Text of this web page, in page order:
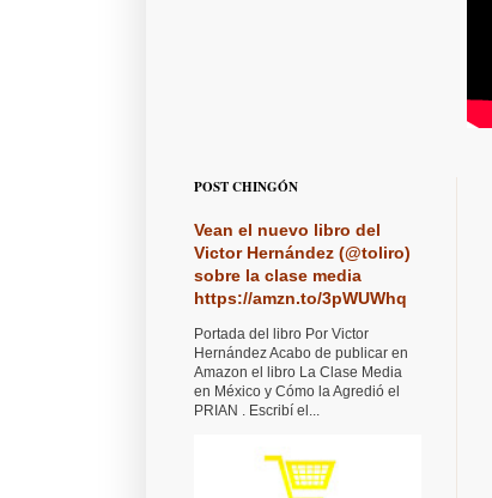
POST CHINGÓN
Vean el nuevo libro del
Victor Hernández (@toliro)
sobre la clase media
https://amzn.to/3pWUWhq
Portada del libro Por Victor
Hernández Acabo de publicar en
Amazon el libro La Clase Media
en México y Cómo la Agredió el
PRIAN . Escribí el...